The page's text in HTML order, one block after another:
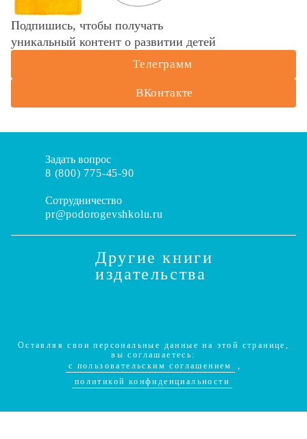
Подпишись, чтобы получать
уникальный контент о развитии детей
Телеграмм
ВКонтакте
Задать вопрос
8 (800) 775-45-90
Сотрудничество
pr@podorogevshkolu.ru
Другие книги
издательства
Оставляя свои персональные данные на этой странице,
вы соглашаетесь:
c пользовательским соглашением
,
политикой конфиденциальности